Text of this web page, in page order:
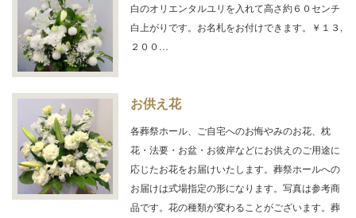
白のオリエンタルユリを入れて高さ約６０センチ
白上がりです。お名札をお付けできます。￥１３,
２００…
お供え花
各葬祭ホール、ご自宅へのお悔やみのお花、枕
花・法要・お盆・お彼岸などにお供えのご用途に
応じたお花をお届けいたします。葬祭ホールへの
お届けは式場指定の形になります。写真は参考商
品です。花の種類が変わることがございます。葬